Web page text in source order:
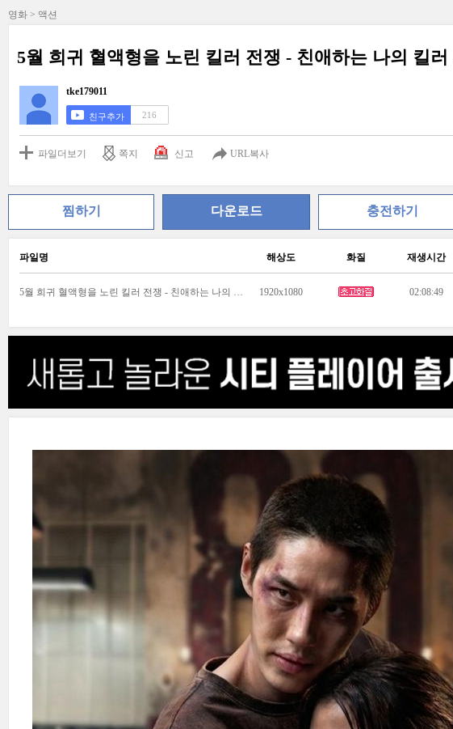
영화 > 액션
5월 희귀 혈액형을 노린 킬러 전쟁 - 친애하는 나의 킬
tke179011
친구추가 216
파일더보기 쪽지 신고 URL복사
찜하기 다운로드 충전하기
파일명 해상도 화질 재생시간
5월 희귀 혈액형을 노린 킬러 전쟁 - 친애하는 나의 킬러 - 공식자막.mkv 1920x1080 02:08:49